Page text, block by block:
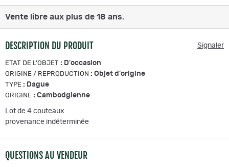
Vente libre aux plus de 18 ans.
DESCRIPTION DU PRODUIT Signaler
ETAT DE L'OBJET : D'occasion
ORIGINE / REPRODUCTION : Objet d'origine
TYPE : Dague
ORIGINE : Cambodgienne
Lot de 4 couteaux
provenance indéterminée
QUESTIONS AU VENDEUR